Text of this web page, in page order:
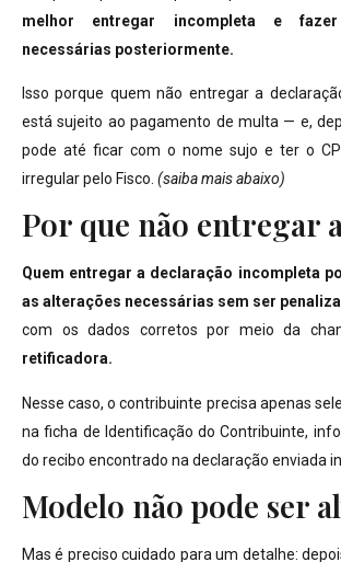
melhor entregar incompleta e
necessárias posteriormente.
Isso porque quem não entregar a
está sujeito ao pagamento de multa — e,
pode até ficar com o nome sujo e ter o
irregular pelo Fisco. (saiba mais abaixo)
Por que não entregar
Quem entregar a declaração incompleta
as alterações necessárias sem ser
com os dados corretos por meio da
retificadora.
Nesse caso, o contribuinte precisa apenas
na ficha de Identificação do Contribuinte,
do recibo encontrado na declaração enviada
Modelo não pode ser
Mas é preciso cuidado para um detalhe: